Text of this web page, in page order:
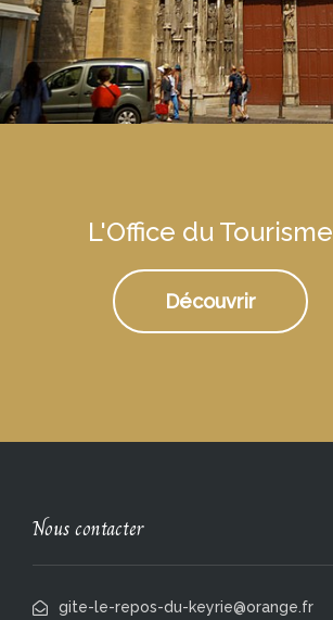
L'Office du Tourisme
Découvrir
Nous contacter
gite-le-repos-du-keyrie@orange.fr